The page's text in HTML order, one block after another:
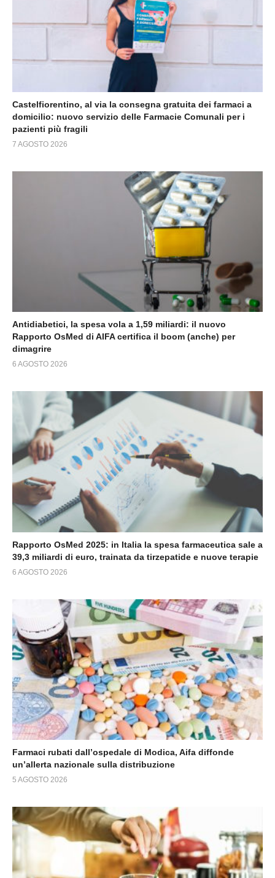
Castelfiorentino, al via la consegna gratuita dei farmaci a
domicilio: nuovo servizio delle Farmacie Comunali per i
pazienti più fragili
7 AGOSTO 2026
Antidiabetici, la spesa vola a 1,59 miliardi: il nuovo
Rapporto OsMed di AIFA certifica il boom (anche) per
dimagrire
6 AGOSTO 2026
Rapporto OsMed 2025: in Italia la spesa farmaceutica sale a
39,3 miliardi di euro, trainata da tirzepatide e nuove terapie
6 AGOSTO 2026
Farmaci rubati dall’ospedale di Modica, Aifa diffonde
un’allerta nazionale sulla distribuzione
5 AGOSTO 2026